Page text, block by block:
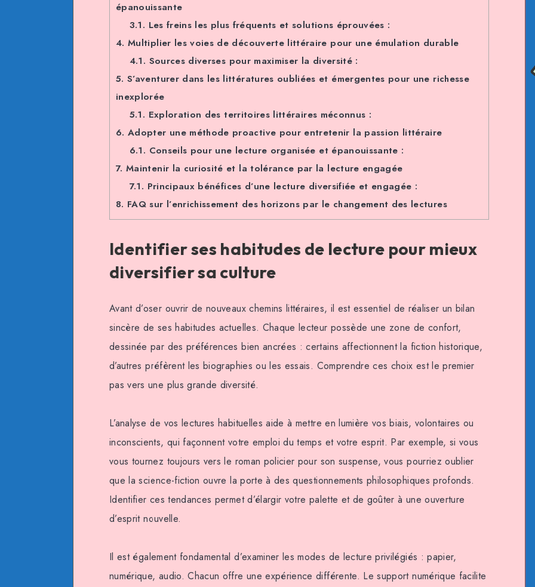
épanouissante
3.1. Les freins les plus fréquents et solutions éprouvées :
4. Multiplier les voies de découverte littéraire pour une émulation durable
4.1. Sources diverses pour maximiser la diversité :
5. S’aventurer dans les littératures oubliées et émergentes pour une richesse
inexplorée
5.1. Exploration des territoires littéraires méconnus :
6. Adopter une méthode proactive pour entretenir la passion littéraire
6.1. Conseils pour une lecture organisée et épanouissante :
7. Maintenir la curiosité et la tolérance par la lecture engagée
7.1. Principaux bénéfices d’une lecture diversifiée et engagée :
8. FAQ sur l’enrichissement des horizons par le changement des lectures
Identifier ses habitudes de lecture pour mieux
diversifier sa culture
Avant d’oser ouvrir de nouveaux chemins littéraires, il est essentiel de réaliser un bilan
sincère de ses habitudes actuelles. Chaque lecteur possède une zone de confort,
dessinée par des préférences bien ancrées : certains affectionnent la fiction historique,
d’autres préfèrent les biographies ou les essais. Comprendre ces choix est le premier
pas vers une plus grande diversité.
L’analyse de vos lectures habituelles aide à mettre en lumière vos biais, volontaires ou
inconscients, qui façonnent votre emploi du temps et votre esprit. Par exemple, si vous
vous tournez toujours vers le roman policier pour son suspense, vous pourriez oublier
que la science-fiction ouvre la porte à des questionnements philosophiques profonds.
Identifier ces tendances permet d’élargir votre palette et de goûter à une ouverture
d’esprit nouvelle.
Il est également fondamental d’examiner les modes de lecture privilégiés : papier,
numérique, audio. Chacun offre une expérience différente. Le support numérique facilite